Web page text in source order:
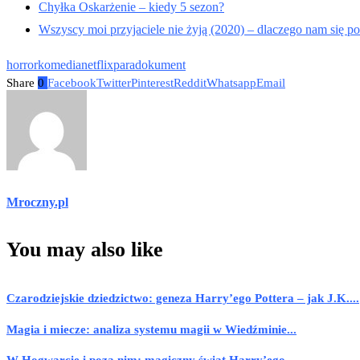
Chyłka Oskarżenie – kiedy 5 sezon?
Wszyscy moi przyjaciele nie żyją (2020) – dlaczego nam się
horrorkomedianetflixparadokument
Share 0 FacebookTwitterPinterestRedditWhatsappEmail
Mroczny.pl
You may also like
Czarodziejskie dziedzictwo: geneza Harry’ego Pottera – jak J.K....
Magia i miecze: analiza systemu magii w Wiedźminie...